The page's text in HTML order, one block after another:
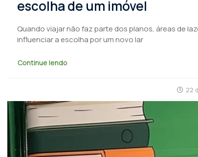
escolha de um imóvel
Quando viajar não faz parte dos planos, áreas de
influenciar a escolha por um novo lar
Continue lendo
22